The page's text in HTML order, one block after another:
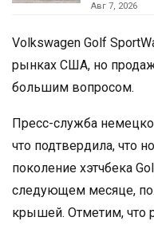
Авг 7, 2026
Volkswagen Golf
рынках США, но
большим вопросом.
Пресс-служба
что подтвердила, что
поколение хэтчбека
следующем месяце,
крышей. Отметим, что